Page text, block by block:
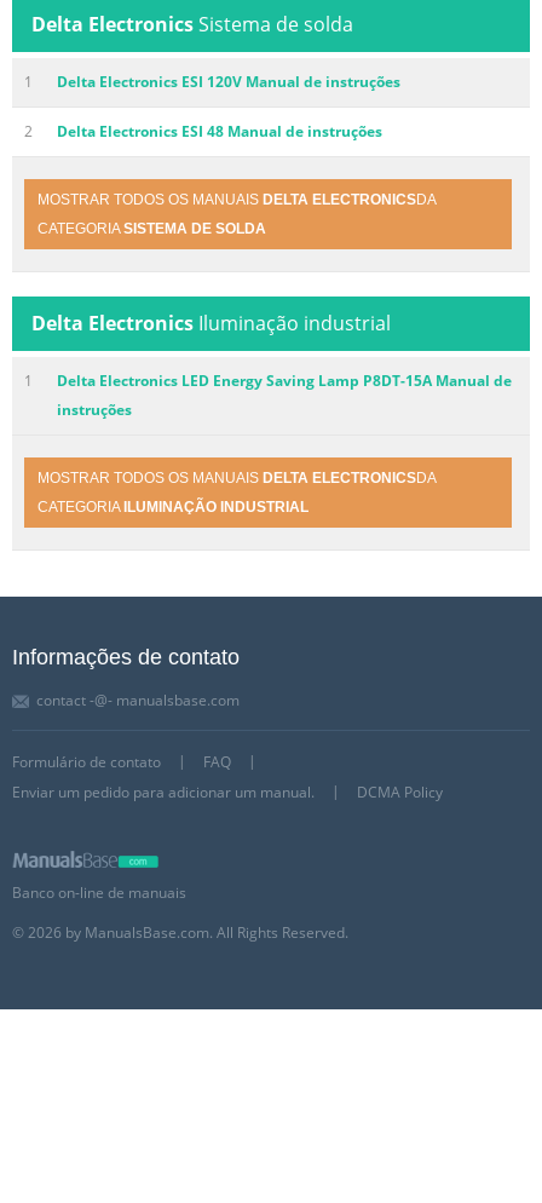
Delta ElectronicsSistema de solda
1 Delta Electronics ESI 120V Manual de instruções
2 Delta Electronics ESI 48 Manual de instruções
MOSTRAR TODOS OS MANUAIS DELTA ELECTRONICSDA
CATEGORIASISTEMA DE SOLDA
Delta Electronics Iluminação industrial
1
Delta Electronics LED Energy Saving Lamp P8DT-15A Manual de
instruções
MOSTRAR TODOS OS MANUAIS DELTA ELECTRONICSDA
CATEGORIA ILUMINAÇÃO INDUSTRIAL
Informações de contato
contact -@- manualsbase.com
Formulário de contato
FAQ
Enviar um pedido para adicionar um manual.
DCMA Policy
Banco on-line de manuais
© 2026 by ManualsBase.com. All Rights Reserved.